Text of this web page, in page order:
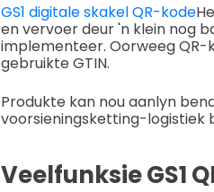
GS1 digitale skakel QR-kode
en vervoer deur 'n klein nog
implementeer. Oorweeg QR-
gebruikte GTIN.
Produkte kan nou aanlyn
voorsieningsketting-logistiek
Veelfunksie GS1